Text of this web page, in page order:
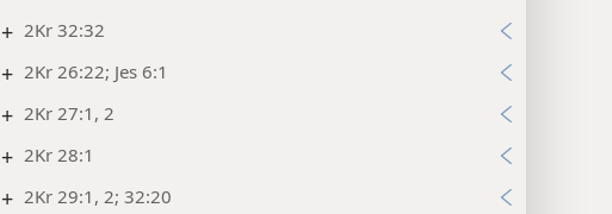
+ 2Kr 32:32
+ 2Kr 26:22; Jes 6:1
+ 2Kr 27:1, 2
+ 2Kr 28:1
+ 2Kr 29:1, 2; 32:20